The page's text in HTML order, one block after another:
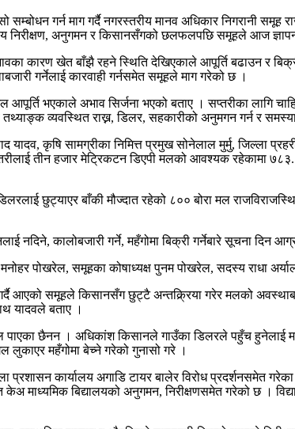
सम्बोधन गर्न माग गर्दै नगरस्तरीय मानव अधिकार निगरानी
निरीक्षण, अनुगमन र किसानसँगको छलफलपछि समूहले आज
कारण खेत बाँझै रहने स्थिति देखिएकाले आपूर्ति बढाउन र
गर्नेलाई कारवाही गर्नसमेत समूहले माग गरेको छ ।
आपूर्ति भएकाले अभाव सिर्जना भएको बताए । सप्तरीका
तथ्याङ्क व्यवस्थित राख्न, डिलर, सहकारीको अनुमगन गर्न र
यादव, कृषि सामग्रीका निमित्त प्रमुख सोनेलाल मुर्मु, जिल्ला
तीन हजार मेट्रिकटन डिएपी मलको आवश्यक रहेकामा
छुट्याएर बाँकी मौज्दात रहेको ८०० बोरा मल
नदिने, कालोबजारी गर्ने, महँगोमा बिक्री गर्नेबारे सूचना दिन
पोखरेल, समूहका कोषाध्यक्ष पुनम पोखरेल, सदस्य राधा
आएको समूहले किसानसँग छुट्टै अन्तक्र्रिया गरेर मलको
यादवले बताए ।
छैनन । अधिकांश किसानले गाउँका डिलरले पहुँच हुनेलाई
लुकाएर महँगोमा बेच्ने गरेको गुनासो गरे ।
कार्यालय अगाडि टायर बालेर विरोध प्रदर्शनसमेत
माध्यमिक बिद्यालयको अनुगमन, निरीक्षणसमेत गरेको छ ।